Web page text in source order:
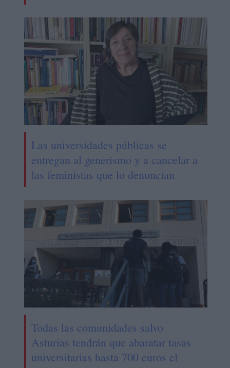
Las universidades públicas se
entregan al generismo y a cancelar a
las feministas que lo denuncian
Todas las comunidades salvo
Asturias tendrán que abaratar tasas
universitarias hasta 700 euros el